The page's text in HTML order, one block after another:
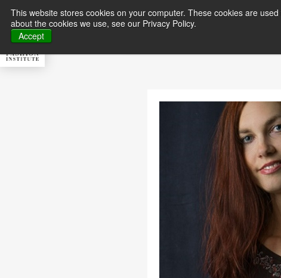
This website stores cookies on your computer. These cookies are
about the cookies we use, see our Privacy Policy.
Accept
About MFI